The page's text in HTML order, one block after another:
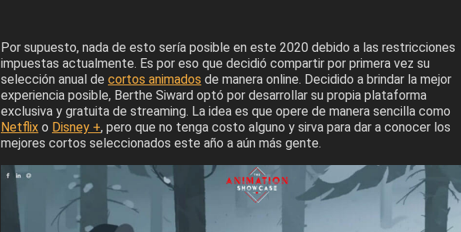
Por supuesto, nada de esto sería posible en este 2020 debido a las restricciones
impuestas actualmente. Es por eso que decidió compartir por primera vez su
selección anual de cortos animados de manera online. Decidido a brindar la mejor
experiencia posible, Berthe Siward optó por desarrollar su propia plataforma
exclusiva y gratuita de streaming. La idea es que opere de manera sencilla como
Netflix o Disney +, pero que no tenga costo alguno y sirva para dar a conocer los
mejores cortos seleccionados este año a aún más gente.